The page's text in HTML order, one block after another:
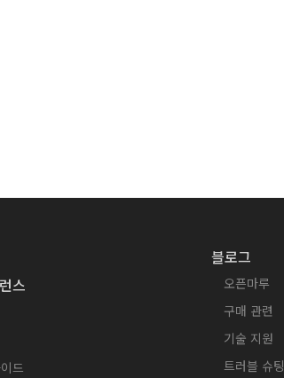
스
드
블로그
오픈마루
구매 관련
기술 지원
트러블 슈팅